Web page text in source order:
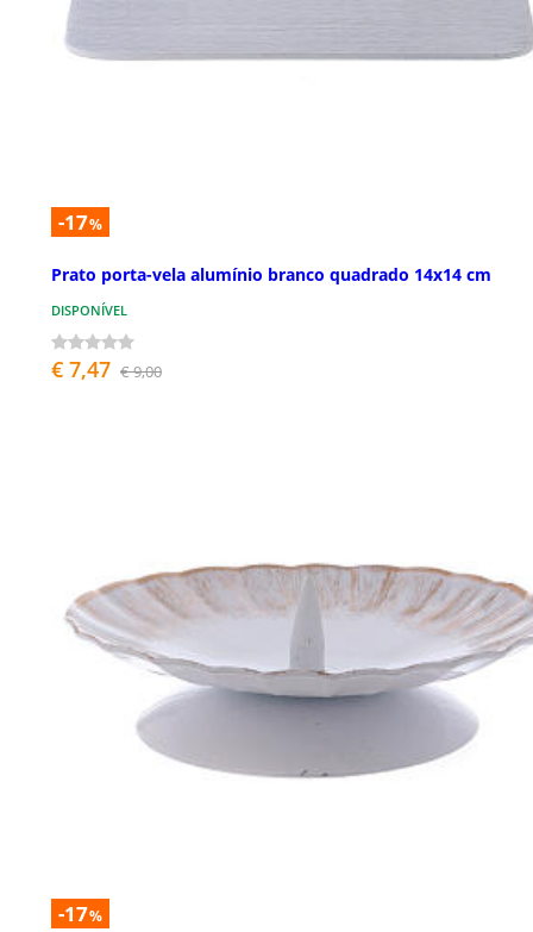
-17%
Prato porta-vela alumínio branco quadrado 14x14 cm
DISPONÍVEL
€ 7,47 € 9,00
-17%